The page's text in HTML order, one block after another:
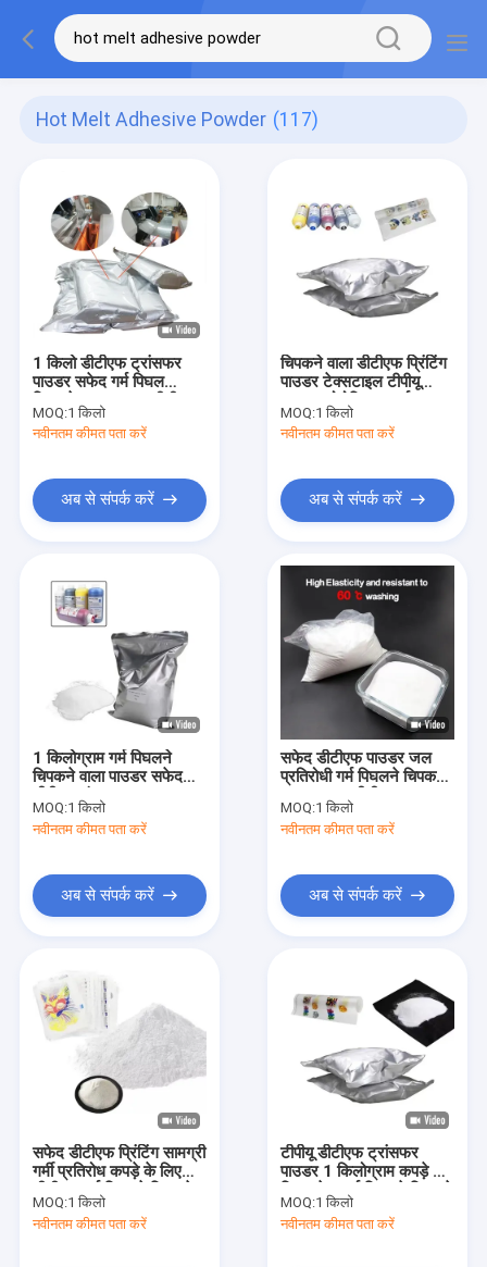
Hot Melt Adhesive Powder (117)
1 किलो डीटीएफ ट्रांसफर
पाउडर सफेद गर्म पिघल
चिपकने वाला पाउडर डीटीएफ
ट्रांसफर फिल्म के साथ
MOQ:1 किलो
नवीनतम कीमत पता करें
अब से संपर्क करें
चिपकने वाला डीटीएफ प्रिंटिंग
पाउडर टेक्सटाइल टीपीयू
पाउडर कोपोलिस्टर गर्म
पिघलने चिपकने वाला पाउडर
MOQ:1 किलो
नवीनतम कीमत पता करें
अब से संपर्क करें
1 किलोग्राम गर्म पिघलने
चिपकने वाला पाउडर सफेद
टीपीयू ट्रांसफर पाउडर
डीटीएफ प्रिंटिंग के लिए
MOQ:1 किलो
नवीनतम कीमत पता करें
अब से संपर्क करें
सफेद डीटीएफ पाउडर जल
प्रतिरोधी गर्म पिघलने चिपकने
वाला पाउडर डीटीएफ
स्थानांतरण फिल्म के साथ
MOQ:1 किलो
नवीनतम कीमत पता करें
अब से संपर्क करें
सफेद डीटीएफ प्रिंटिंग सामग्री
गर्मी प्रतिरोध कपड़े के लिए
डीटीएफ गर्म पिघलने चिपकने
वाला पाउडर
MOQ:1 किलो
नवीनतम कीमत पता करें
टीपीयू डीटीएफ ट्रांसफर
पाउडर 1 किलोग्राम कपड़े के
लिए सफेद गर्म पिघलने चिपकने
वाला पाउडर
MOQ:1 किलो
नवीनतम कीमत पता करें